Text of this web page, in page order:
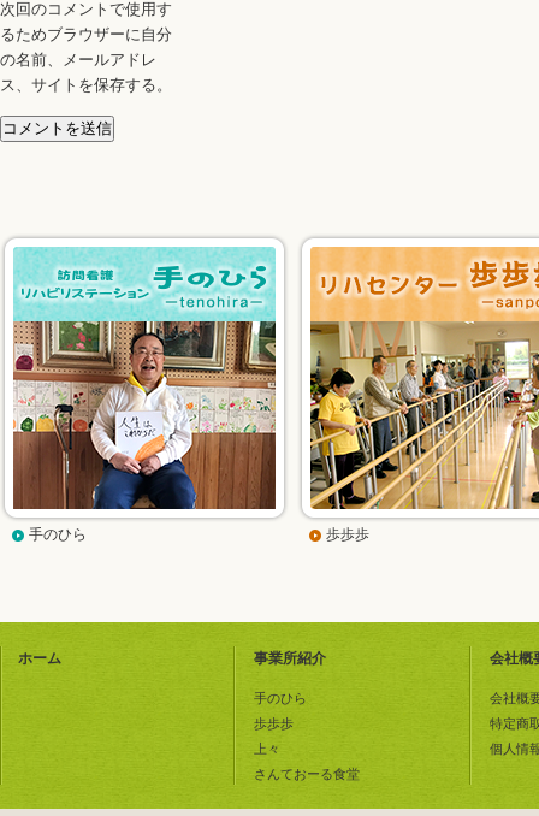
次回のコメントで使用す
るためブラウザーに自分
の名前、メールアドレ
ス、サイトを保存する。
手のひら 歩歩歩
ホーム 事業所紹介
手のひら
歩歩歩
上々
さんておーる食堂
会社概
会社概
特定商
個人情